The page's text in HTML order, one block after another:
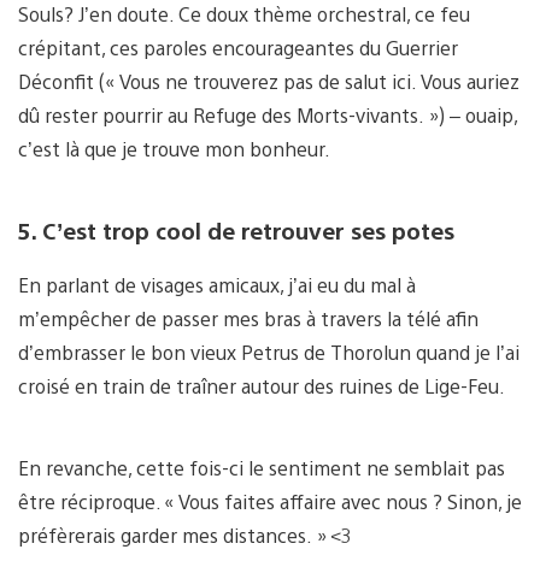
Souls? J’en doute. Ce doux thème orchestral, ce feu
crépitant, ces paroles encourageantes du Guerrier
Déconfit (« Vous ne trouverez pas de salut ici. Vous auriez
dû rester pourrir au Refuge des Morts-vivants. ») – ouaip,
c’est là que je trouve mon bonheur.
5. C’est trop cool de retrouver ses potes
En parlant de visages amicaux, j’ai eu du mal à
m’empêcher de passer mes bras à travers la télé afin
d’embrasser le bon vieux Petrus de Thorolun quand je l’ai
croisé en train de traîner autour des ruines de Lige-Feu.
En revanche, cette fois-ci le sentiment ne semblait pas
être réciproque. « Vous faites affaire avec nous ? Sinon, je
préfèrerais garder mes distances. » <3